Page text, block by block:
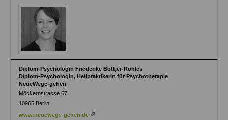
Diplom-Psychologin Friederike Böttjer-Rohles
Diplom-Psychologin, Heilpraktikerin für Psychotherapie
NeueWege-gehen
Möckernstrasse 67
10965 Berlin
www.neuewege-gehen.de (link